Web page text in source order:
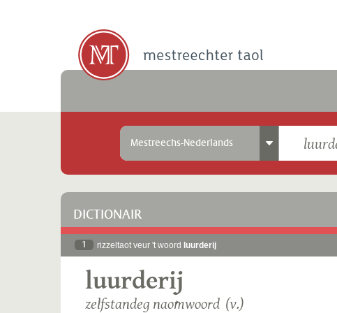
Mestreechs-Nederlands
DICTIONAIR
1 rizzeltaot veur 't woord luurderij
luurderij
zelfstandeg naomwoord (v.)